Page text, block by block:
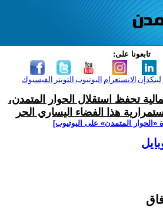
تابعونا على:
الفيسبوك التويتر اليوتيوب الانستغرام لينكدإن
تحفظ استقلال الحوار المتمدن،
هذا الفضاء اليساري الحر
‫«الحوار المتمدن» على اليوتيوب]